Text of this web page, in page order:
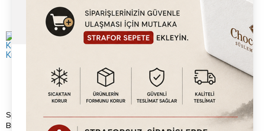
Specofix Sürülebilir Karamelize
Bisküvi Ezmesi Krema (1KG)...
Premium Kremasız Kakaolu
Bisküvi (4.5kg)